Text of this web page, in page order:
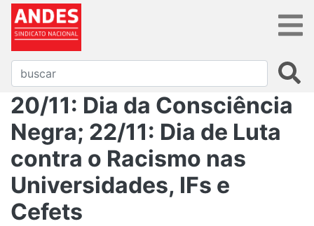
20/11: Dia da Consciência
Negra; 22/11: Dia de Luta
contra o Racismo nas
Universidades, IFs e
Cefets